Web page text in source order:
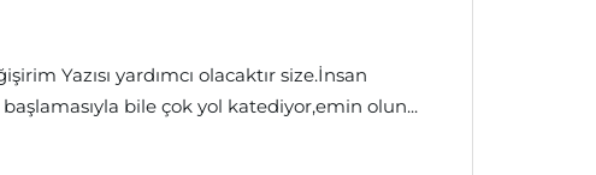
Yazısı yardımcı olacaktır size.İnsan
bile çok yol katediyor,emin olun...